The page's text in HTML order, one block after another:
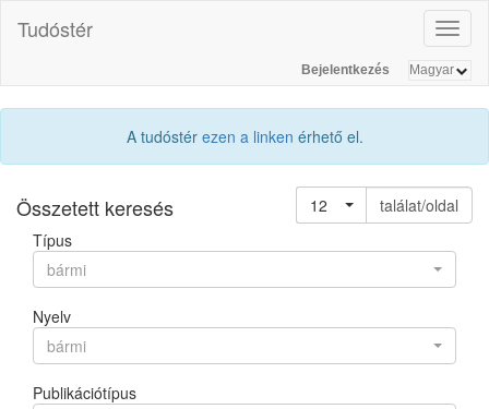
Tudóstér
Bejelentkezés
A tudóstér ezen a linken érhető el.
Összetett keresés 12
találat/oldal
Típus
bármi
Nyelv
bármi
Publikációtípus